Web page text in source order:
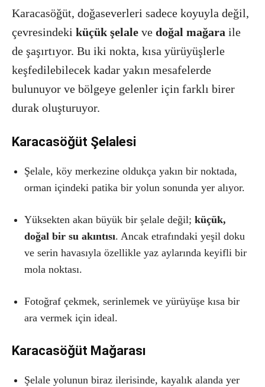
Karacasöğüt, doğaseverleri sadece koyuyla değil,
çevresindeki küçük şelale ve doğal mağara ile
de şaşırtıyor. Bu iki nokta, kısa yürüyüşlerle
keşfedilebilecek kadar yakın mesafelerde
bulunuyor ve bölgeye gelenler için farklı birer
durak oluşturuyor.
Karacasöğüt Şelalesi
Şelale, köy merkezine oldukça yakın bir noktada,
orman içindeki patika bir yolun sonunda yer alıyor.
Yüksekten akan büyük bir şelale değil; küçük,
doğal bir su akıntısı. Ancak etrafındaki yeşil doku
ve serin havasıyla özellikle yaz aylarında keyifli bir
mola noktası.
Fotoğraf çekmek, serinlemek ve yürüyüşe kısa bir
ara vermek için ideal.
Karacasöğüt Mağarası
Şelale yolunun biraz ilerisinde, kayalık alanda yer